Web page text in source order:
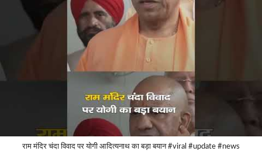
राम मंदिर चंदा विवाद पर योगी आदित्यनाथ का बड़ा बयान #viral #update #news